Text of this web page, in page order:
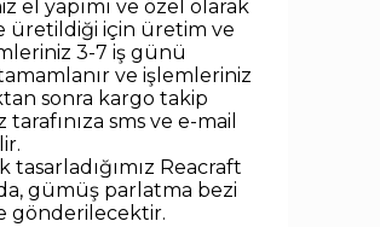
el yapımı ve özel olarak
üretildiği için üretim ve
3-7 iş günü
ve işlemleriniz
sonra kargo takip
tarafınıza sms ve e-mail
tasarladığımız Reacraft
gümüş parlatma bezi
gönderilecektir.